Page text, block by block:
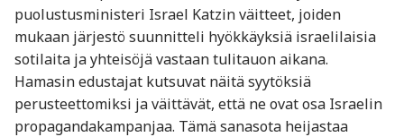
puolustusministeri Israel Katzin väitteet, joiden
mukaan järjestö suunnitteli hyökkäyksiä israelilaisia
sotilaita ja yhteisöjä vastaan tulitauon aikana.
Hamasin edustajat kutsuvat näitä syytöksiä
perusteettomiksi ja väittävät, että ne ovat osa Israelin
propagandakampanjaa. Tämä sanasota heijastaa